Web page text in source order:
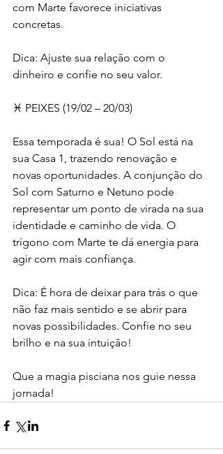
com Marte favorece iniciativas
concretas.
Dica: Ajuste sua relação com o
dinheiro e confie no seu valor.
♓ PEIXES (19/02 – 20/03)
Essa temporada é sua! O Sol está na
sua Casa 1, trazendo renovação e
novas oportunidades. A conjunção do
Sol com Saturno e Netuno pode
representar um ponto de virada na sua
identidade e caminho de vida. O
trígono com Marte te dá energia para
agir com mais confiança.
Dica: É hora de deixar para trás o que
não faz mais sentido e se abrir para
novas possibilidades. Confie no seu
brilho e na sua intuição!
Que a magia pisciana nos guie nessa
jornada!